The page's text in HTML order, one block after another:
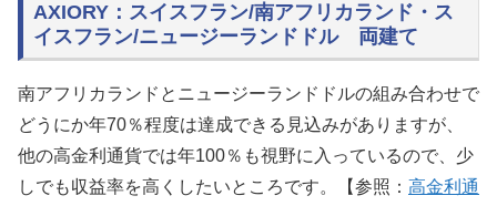
AXIORY：スイスフラン/南アフリカランド・ス
イスフラン/ニュージーランドドル 両建て
南アフリカランドとニュージーランドドルの組み合わせで
どうにか年70％程度は達成できる見込みがありますが、
他の高金利通貨では年100％も視野に入っているので、少
しでも収益率を高くしたいところです。【参照： 高金利通